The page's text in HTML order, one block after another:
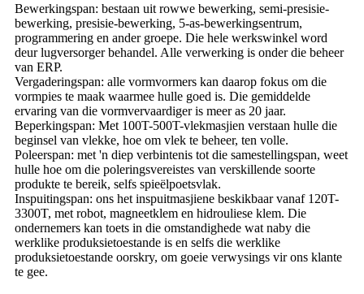
Bewerkingspan: bestaan ​​uit rowwe bewerking, semi-presisie-
bewerking, presisie-bewerking, 5-as-bewerkingsentrum,
programmering en ander groepe. Die hele werkswinkel word
deur lugversorger behandel. Alle verwerking is onder die beheer
van ERP.
Vergaderingspan: alle vormvormers kan daarop fokus om die
vormpies te maak waarmee hulle goed is. Die gemiddelde
ervaring van die vormvervaardiger is meer as 20 jaar.
Beperkingspan: Met 100T-500T-vlekmasjien verstaan ​​hulle die
beginsel van vlekke, hoe om vlek te beheer, ten volle.
Poleerspan: met 'n diep verbintenis tot die samestellingspan, weet
hulle hoe om die poleringsvereistes van verskillende soorte
produkte te bereik, selfs spieëlpoetsvlak.
Inspuitingspan: ons het inspuitmasjiene beskikbaar vanaf 120T-
3300T, met robot, magneetklem en hidrouliese klem. Die
ondernemers kan toets in die omstandighede wat naby die
werklike produksietoestande is en selfs die werklike
produksietoestande oorskry, om goeie verwysings vir ons klante
te gee.